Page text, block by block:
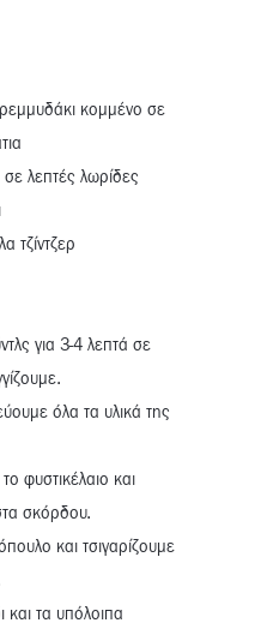
κομμένο σε
λεπτές λωρίδες
τζίντζερ
για 3-4 λεπτά σε
όλα τα υλικά της
φυστικέλαιο και
σκόρδου.
και τσιγαρίζουμε
και τα υπόλοιπα